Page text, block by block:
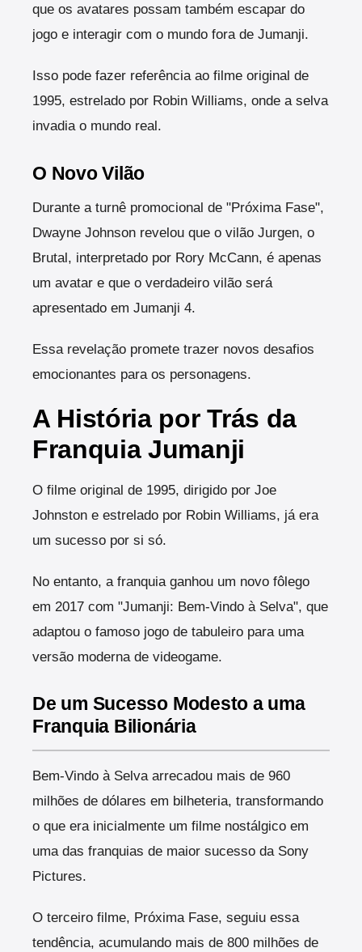
que os avatares possam também escapar do
jogo e interagir com o mundo fora de Jumanji.
Isso pode fazer referência ao filme original de
1995, estrelado por Robin Williams, onde a selva
invadia o mundo real.
O Novo Vilão
Durante a turnê promocional de "Próxima Fase",
Dwayne Johnson revelou que o vilão Jurgen, o
Brutal, interpretado por Rory McCann, é apenas
um avatar e que o verdadeiro vilão será
apresentado em Jumanji 4.
Essa revelação promete trazer novos desafios
emocionantes para os personagens.
A História por Trás da
Franquia Jumanji
O filme original de 1995, dirigido por Joe
Johnston e estrelado por Robin Williams, já era
um sucesso por si só.
No entanto, a franquia ganhou um novo fôlego
em 2017 com "Jumanji: Bem-Vindo à Selva", que
adaptou o famoso jogo de tabuleiro para uma
versão moderna de videogame.
De um Sucesso Modesto a uma
Franquia Bilionária
Bem-Vindo à Selva arrecadou mais de 960
milhões de dólares em bilheteria, transformando
o que era inicialmente um filme nostálgico em
uma das franquias de maior sucesso da Sony
Pictures.
O terceiro filme, Próxima Fase, seguiu essa
tendência, acumulando mais de 800 milhões de